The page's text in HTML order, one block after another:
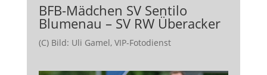
BFB-Mädchen SV Sentilo
Blumenau – SV RW Überacker
(C) Bild: Uli Gamel, VIP-Fotodienst